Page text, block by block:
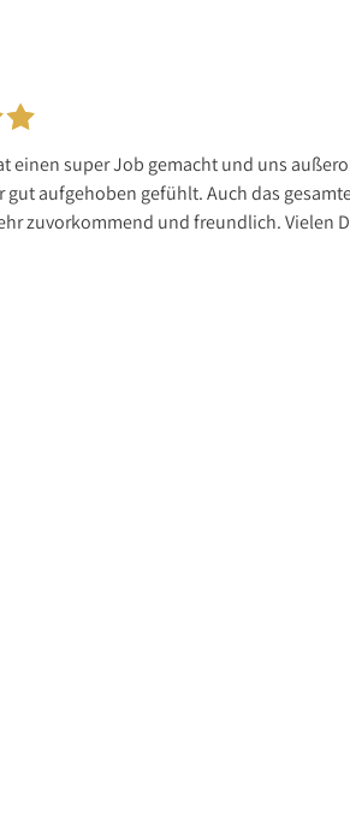
einen super Job gemacht und uns
gut aufgehoben gefühlt. Auch das
zuvorkommend und freundlich. Vielen